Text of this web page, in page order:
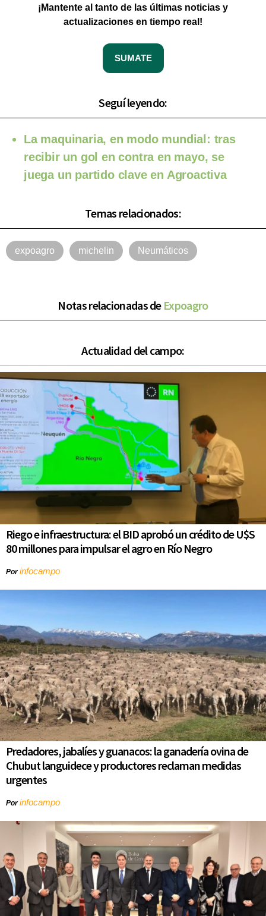
¡Mantente al tanto de las últimas noticias y
actualizaciones en tiempo real!
SUMATE
Seguí leyendo:
La maquinaria, en modo mundial: tras
recibir un gol en contra en mayo, se
juega un partido clave en Agroactiva
Temas relacionados:
expoagro michelin Neumáticos
Notas relacionadas de Expoagro
Actualidad del campo:
Riego e infraestructura: el BID aprobó un crédito de U$S
80 millones para impulsar el agro en Río Negro
Porinfocampo
Predadores, jabalíes y guanacos: la ganadería ovina de
Chubut languidece y productores reclaman medidas
urgentes
Porinfocampo